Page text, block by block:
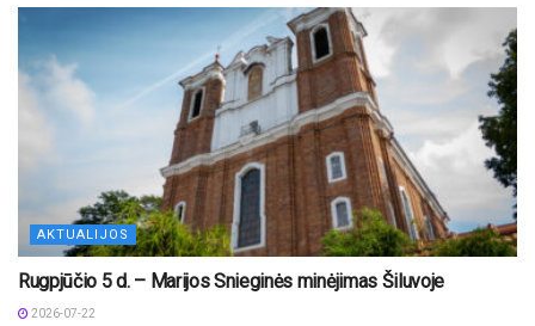
AKTUALIJOS
Rugpjūčio 5 d. – Marijos Snieginės minėjimas Šiluvoje
2026-07-22